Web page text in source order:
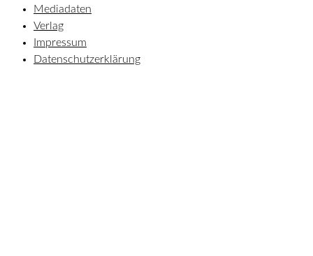
Mediadaten
Verlag
Impressum
Datenschutzerklärung